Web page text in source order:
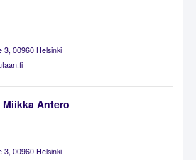
3, 00960 Helsinki
Antero
3, 00960 Helsinki